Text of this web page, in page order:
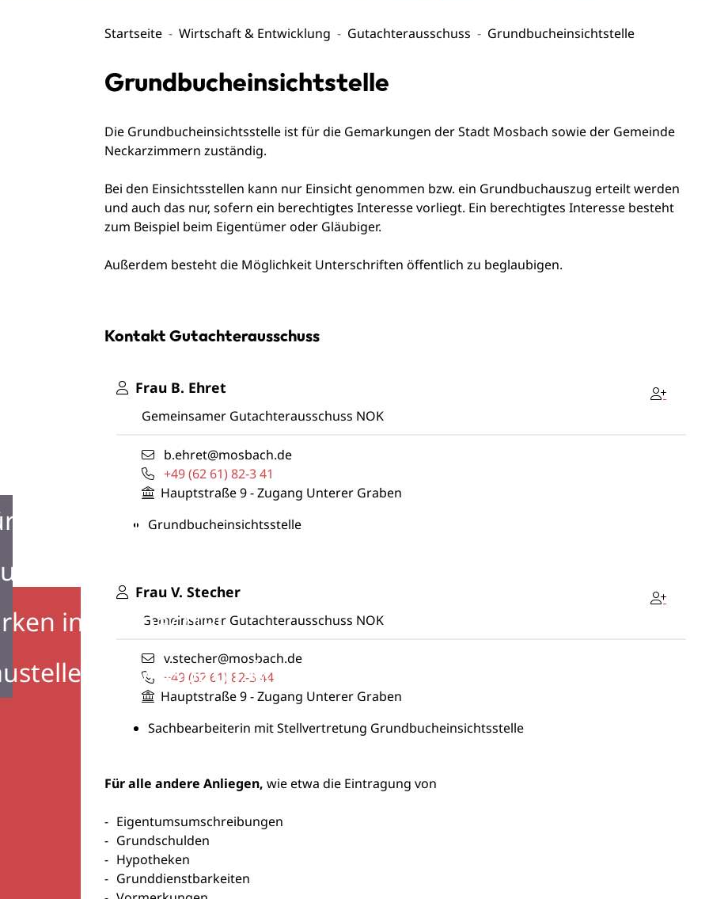
Startseite Wirtschaft & Entwicklung Gutachterausschuss Grundbucheinsichtstelle
Information
in Mosbach
in Mosbach
Grundbucheinsichtstelle
Die Grundbucheinsichtsstelle ist für die Gemarkungen der Stadt Mosbach sowie der Gemeinde
Neckarzimmern zuständig.
Bei den Einsichtsstellen kann nur Einsicht genommen bzw. ein Grundbuchauszug erteilt werden
und auch das nur, sofern ein berechtigtes Interesse vorliegt. Ein berechtigtes Interesse besteht
zum Beispiel beim Eigentümer oder Gläubiger.
Außerdem besteht die Möglichkeit Unterschriften öffentlich zu beglaubigen.
Kontakt Gutachterausschuss
Frau B. Ehret
Gemeinsamer Gutachterausschuss NOK
b.ehret@mosbach.de
+49 (62 61) 82-341
Hauptstraße 9 - Zugang Unterer Graben
Grundbucheinsichtsstelle
Frau V. Stecher
Gemeinsamer Gutachterausschuss NOK
v.stecher@mosbach.de
+49 (62 61) 82-3 44
Hauptstraße 9 - Zugang Unterer Graben
Sachbearbeiterin mit Stellvertretung Grundbucheinsichtsstelle
Für alle andere Anliegen, wie etwa die Eintragung von
Eigentumsumschreibungen
Grundschulden
Hypotheken
Grunddienstbarkeiten